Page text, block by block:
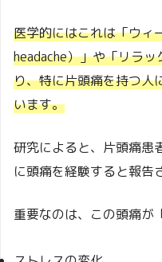
医学的にはこれは「ウィ
headache）」や「リラ
り、特に片頭痛を持つ人
います。
研究によると、片頭痛患
に頭痛を経験すると報告
重要なのは、この頭痛が